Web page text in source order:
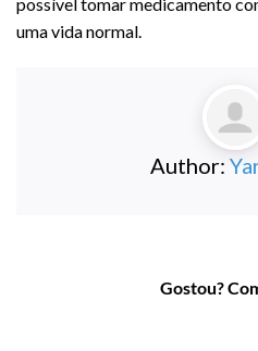
uma vida normal.
Author:
Gostou?